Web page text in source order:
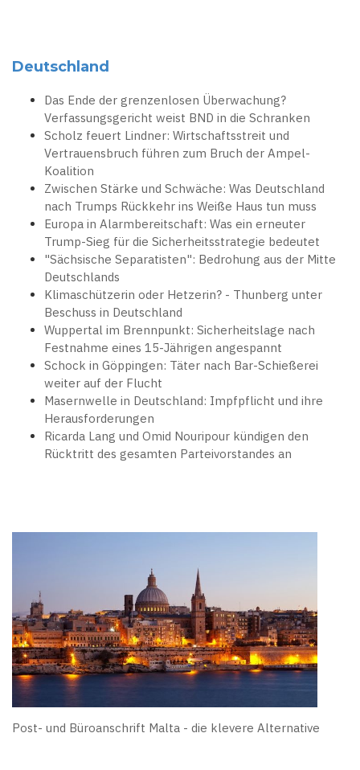
Deutschland
Das Ende der grenzenlosen Überwachung?
Verfassungsgericht weist BND in die Schranken
Scholz feuert Lindner: Wirtschaftsstreit und
Vertrauensbruch führen zum Bruch der Ampel-
Koalition
Zwischen Stärke und Schwäche: Was Deutschland
nach Trumps Rückkehr ins Weiße Haus tun muss
Europa in Alarmbereitschaft: Was ein erneuter
Trump-Sieg für die Sicherheitsstrategie bedeutet
"Sächsische Separatisten": Bedrohung aus der Mitte
Deutschlands
Klimaschützerin oder Hetzerin? - Thunberg unter
Beschuss in Deutschland
Wuppertal im Brennpunkt: Sicherheitslage nach
Festnahme eines 15-Jährigen angespannt
Schock in Göppingen: Täter nach Bar-Schießerei
weiter auf der Flucht
Masernwelle in Deutschland: Impfpflicht und ihre
Herausforderungen
Ricarda Lang und Omid Nouripour kündigen den
Rücktritt des gesamten Parteivorstandes an
Post- und Büroanschrift Malta - die klevere Alternative